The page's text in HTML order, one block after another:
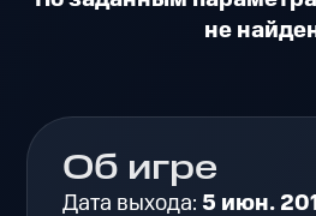
не
Об игре
Дата выхода:5 июн.